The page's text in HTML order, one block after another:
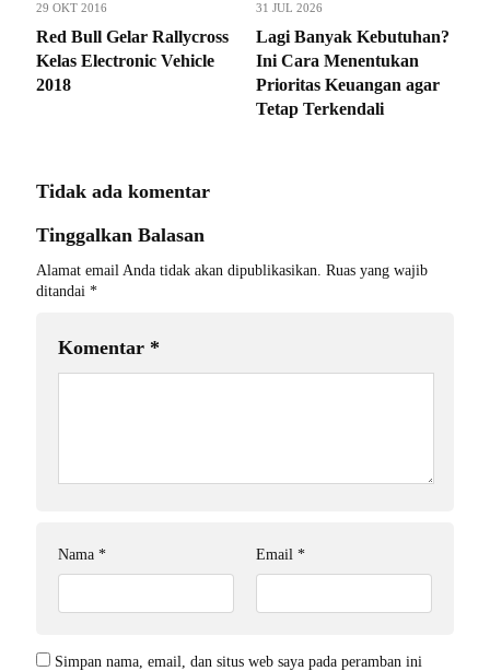
29 OKT 2016
Red Bull Gelar Rallycross
Kelas Electronic Vehicle
2018
31 JUL 2026
Lagi Banyak Kebutuhan?
Ini Cara Menentukan
Prioritas Keuangan agar
Tetap Terkendali
Tidak ada komentar
Tinggalkan Balasan
Alamat email Anda tidak akan dipublikasikan. Ruas yang wajib
ditandai *
Komentar *
Nama * Email *
Simpan nama, email, dan situs web saya pada peramban ini